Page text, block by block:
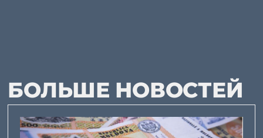
БОЛЬШЕ НОВОСТЕЙ